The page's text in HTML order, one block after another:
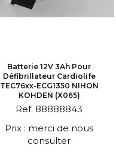
Batterie 12V 3Ah Pour
Défibrillateur Cardiolife
TEC76xx-ECG1350 NIHON
KOHDEN (X065)
Ref. 88888843
Prix : merci de nous
consulter